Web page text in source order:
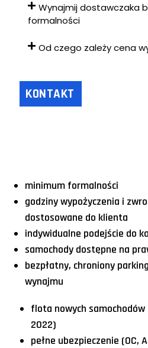
Wynajmij dostawczaka
formalności
Od czego zależy cena
KONTAKT
minimum formalności
godziny wypożyczenia i
dostosowane do klienta
indywidualne podejście do
samochody dostępne na
bezpłatny, chroniony
wynajmu
flota nowych samochodów
2022)
pełne ubezpieczenie (OC,